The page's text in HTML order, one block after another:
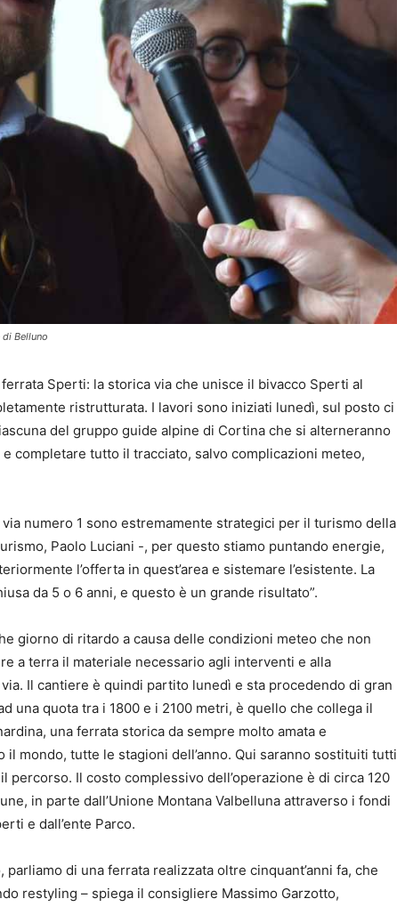
Belluno
Sperti: la storica via che unisce il bivacco Sperti al
ristrutturata. I lavori sono iniziati lunedì, sul posto ci
del gruppo guide alpine di Cortina che si alterneranno
completare tutto il tracciato, salvo complicazioni meteo,
via numero 1 sono estremamente strategici per il turismo della
Paolo Luciani -, per questo stiamo puntando energie,
l’offerta in quest’area e sistemare l’esistente. La
da 5 o 6 anni, e questo è un grande risultato”.
giorno di ritardo a causa delle condizioni meteo che non
a terra il materiale necessario agli interventi e alla
Il cantiere è quindi partito lunedì e sta procedendo di gran
una quota tra i 1800 e i 2100 metri, è quello che collega il
una ferrata storica da sempre molto amata e
mondo, tutte le stagioni dell’anno. Qui saranno sostituiti tutti
percorso. Il costo complessivo dell’operazione è di circa 120
in parte dall’Unione Montana Valbelluna attraverso i fondi
e dall’ente Parco.
parliamo di una ferrata realizzata oltre cinquant’anni fa, che
restyling – spiega il consigliere Massimo Garzotto,